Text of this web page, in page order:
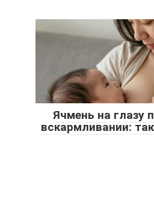
Ячмень на глазу
вскармливании: